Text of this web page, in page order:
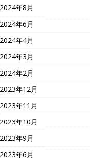
2024年8月
2024年6月
2024年4月
2024年3月
2024年2月
2023年12月
2023年11月
2023年10月
2023年9月
2023年6月